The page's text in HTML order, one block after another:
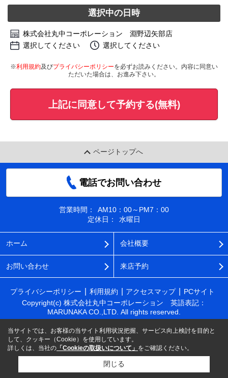
選択中の日時
株式会社丸中コーポレーション 淵野辺矢部店
選択してください
選択してください
※利用規約及びプライバシーポリシーを必ずお読みください。内容に同意い
ただいた場合は、お進み下さい。
上記に同意して予約する(無料)
ページトップへ
電話でお問い合わせ
営業時間：
AM10：00～PM7：00
定休日：
水曜日
ホーム 会社概要
お問い合わせ 来店予約
プライバシーポリシー 利用規約 アクセスマップ
PCサイト
Copyright(c) 株式会社丸中コーポレーション 英語表記：
MARUNAKA CO.,LTD. All rights reserved.
当サイトでは、お客様の当サイト利用状況把握、サービス向上検討を目的と
して、クッキー（Cookie）を使用しています。
詳しくは、当社の 「Cookieの取扱いについて」 をご確認ください。
閉じる